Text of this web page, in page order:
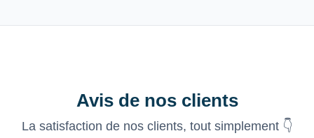
Avis de nos clients
La satisfaction de nos clients, tout simplement 👇